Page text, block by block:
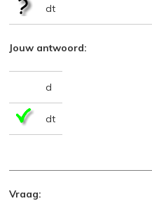
dt
Jouw antwoord:
d
dt
Vraag: